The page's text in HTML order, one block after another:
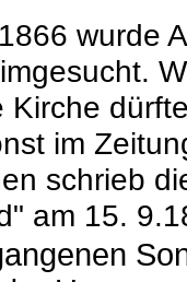
wurde
Kirche
im
schrieb
am 15.